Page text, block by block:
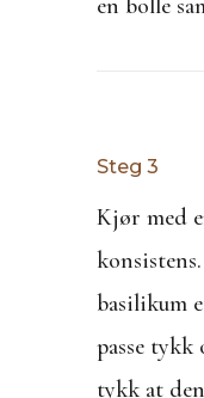
en bolle
Steg 3
Kjør med
basilikum
passe tykk
tykk at